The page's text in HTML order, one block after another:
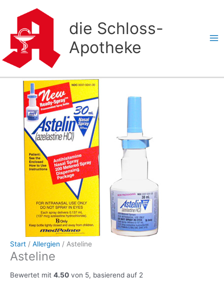
Inhalt
springen
die Schloss-
Apotheke
Start / Allergien / Asteline
Asteline
Bewertet mit 4.50 von 5, basierend auf 2